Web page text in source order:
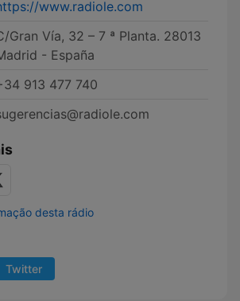
www.radiole.com
Gran Vía, 32 – 7 ª Planta. 28013
- España
913 477 740
desta rádio
Twitter